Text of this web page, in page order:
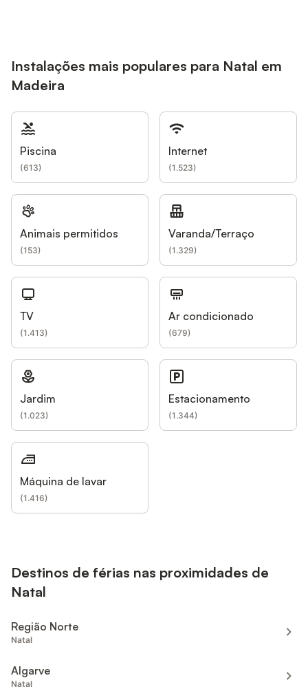
Instalações mais populares para Natal em
Madeira
Piscina
(613)
Internet
(1.523)
Animais permitidos
(153)
Varanda/Terraço
(1.329)
TV
(1.413)
Ar condicionado
(679)
Jardim
(1.023)
Estacionamento
(1.344)
Máquina de lavar
(1.416)
Destinos de férias nas proximidades de
Natal
Região Norte
Natal
Algarve
Natal